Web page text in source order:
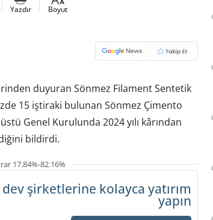
Yazdır Boyut
duyuran Sönmez Filament Sentetik
15 iştiraki bulunan Sönmez Çimento
Genel Kurulunda 2024 yılı kârından
bildirdi.
17.84%-82.16%
dev şirketlerine kolayca yatırım
yapın